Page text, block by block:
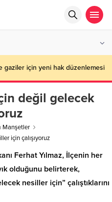
gaziler için yeni hak düzenlemesi
değil gelecek
Manşetler
için çalışıyoruz
Ferhat Yılmaz, İlçenin her
olduğunu belirterek,
nesiller için” çalıştıklarını